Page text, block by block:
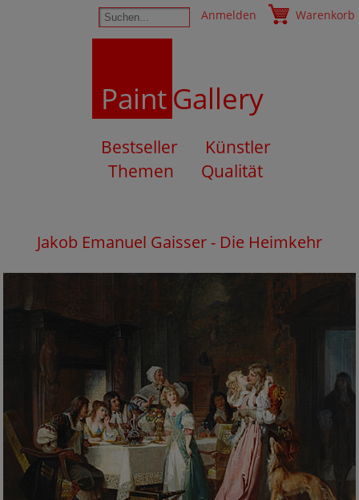
Anmelden Warenkorb
PaintGallery
Bestseller
Künstler
Themen
Qualität
Jakob Emanuel Gaisser - Die Heimkehr